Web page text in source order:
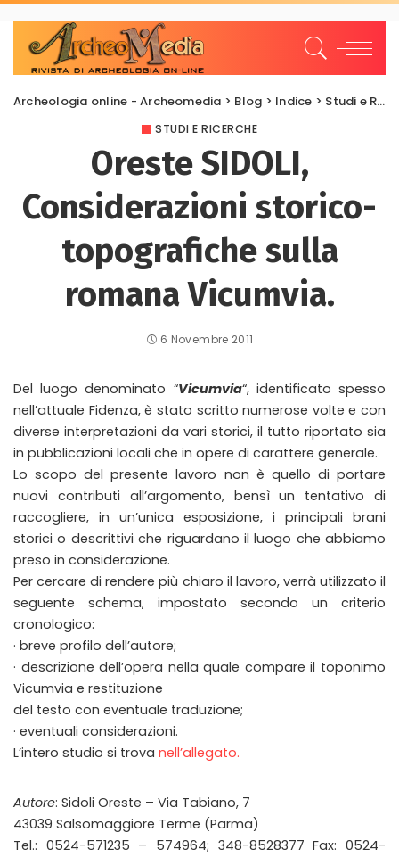
Archeologia online - Archeomedia > Blog > Indice > Studi e Ricerche
STUDI E RICERCHE
Oreste SIDOLI,
Considerazioni storico-
topografiche sulla
romana Vicumvia.
6 Novembre 2011
Del luogo denominato “Vicumvia“, identificato spesso
nell’attuale Fidenza, è stato scritto numerose volte e con
diverse interpretazioni da vari storici, il tutto riportato sia
in pubblicazioni locali che in opere di carattere generale.
Lo scopo del presente lavoro non è quello di portare
nuovi contributi all’argomento, bensì un tentativo di
raccogliere, in un’unica esposizione, i principali brani
storici o descrittivi che riguardano il luogo che abbiamo
preso in considerazione.
Per cercare di rendere più chiaro il lavoro, verrà utilizzato il
seguente schema, impostato secondo un criterio
cronologico:
· breve profilo dell’autore;
· descrizione dell’opera nella quale compare il toponimo
Vicumvia e restituzione
del testo con eventuale traduzione;
· eventuali considerazioni.
L’intero studio si trova nell’allegato.
Autore: Sidoli Oreste – Via Tabiano, 7
43039 Salsomaggiore Terme (Parma)
Tel.: 0524-571235 – 574964; 348-8528377 Fax: 0524-